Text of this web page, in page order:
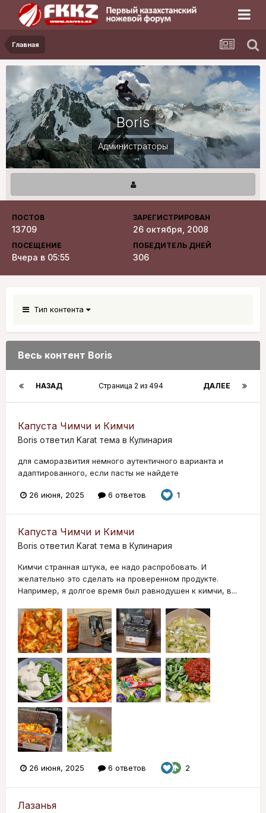
Главная
Boris
Администраторы
ПОСТОВ
13709
ЗАРЕГИСТРИРОВАН
26 октября, 2008
ПОСЕЩЕНИЕ
Вчера в 05:55
ПОБЕДИТЕЛЬ ДНЕЙ
306
Тип контента
Весь контент Boris
НАЗАД ДАЛЕЕ
Страница 2 из 494
Капуста Чимчи и Кимчи
Boris ответил Karat тема в Кулинария
для саморазвития немного аутентичного варианта и
адаптированного, если пасты не найдете
26 июня, 2025 6 ответов 1
Капуста Чимчи и Кимчи
Boris ответил Karat тема в Кулинария
Кимчи странная штука, ее надо распробовать. И
желательно это сделать на проверенном продукте.
Например, я долгое время был равнодушен к кимчи, в...
26 июня, 2025 6 ответов 2
Лазанья